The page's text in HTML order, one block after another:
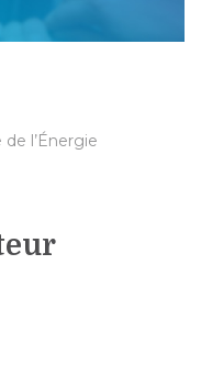
l’Énergie